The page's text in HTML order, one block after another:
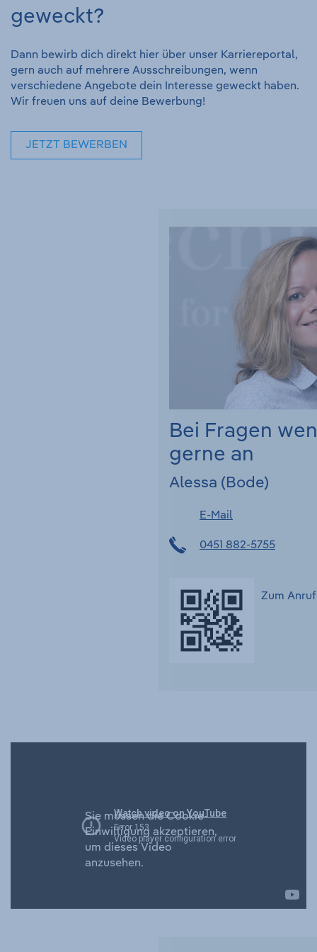
geweckt?
Dann bewirb dich direkt hier über unser Karriereportal,
gern auch auf mehrere Ausschreibungen, wenn
verschiedene Angebote dein Interesse geweckt haben.
Wir freuen uns auf deine Bewerbung!
JETZT BEWERBEN
Bei Fragen
gerne an
Alessa (Bode)
E-Mail
0451 882-5755
Zum
Sie müssen die Cookie-
Einwilligung akzeptieren,
um dieses Video
anzusehen.